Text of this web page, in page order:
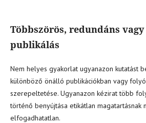
Többszörös, redundáns
publikálás
Nem helyes gyakorlat ugyanazon kutatást
különböző önálló publikációkban vagy
szerepeltetése. Ugyanazon kézirat több
történő benyújtása etikátlan magatartásnak
elfogadhatatlan.